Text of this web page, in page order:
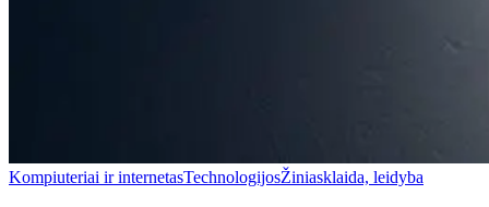
Kompiuteriai ir internetasTechnologijosŽiniasklaida, leidyba